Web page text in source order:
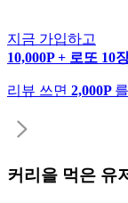
지금 가입하고
10,000P + 로또 10
리뷰 쓰면 2,000P
커리 을 먹은 유